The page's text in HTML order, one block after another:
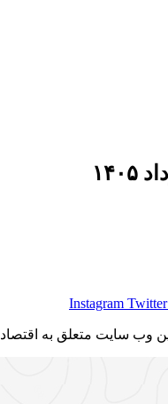
Instagram Twitter
باشد و استفاده غیر قانونی از آن پیگرد قانونی دارد.